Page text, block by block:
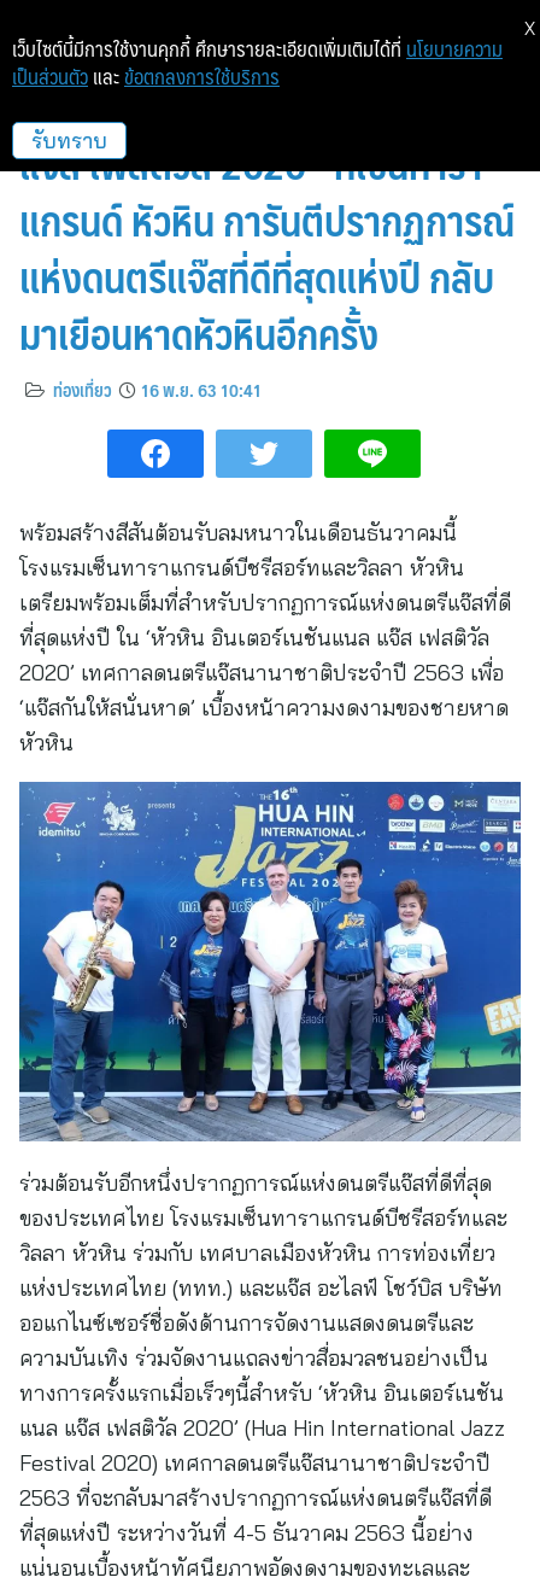
รับลมหนาว เคล้าเพลงแจ๊ส “หัวหิน
แจ๊ส เฟสติวัล 2020” ที่เซ็นทารา
แกรนด์ หัวหิน การันตีปรากฏการณ์
แห่งดนตรีแจ๊สที่ดีที่สุดแห่งปี กลับ
มาเยีอนหาดหัวหินอีกครั้ง
ท่องเที่ยว 16 พ.ย. 63 10:41
พร้อมสร้างสีสันต้อนรับลมหนาวในเดือนธันวาคมนี้
โรงแรมเซ็นทาราแกรนด์บีชรีสอร์ทและวิลลา หัวหิน
เตรียมพร้อมเต็มที่สำหรับปรากฏการณ์แห่งดนตรีแจ๊สที่ดี
ที่สุดแห่งปี ใน ‘หัวหิน อินเตอร์เนชันแนล แจ๊ส เฟสติวัล
2020’ เทศกาลดนตรีแจ๊สนานาชาติประจำปี 2563 เพื่อ
‘แจ๊สกันให้สนั่นหาด’ เบื้องหน้าความงดงามของชายหาด
หัวหิน
ร่วมต้อนรับอีกหนึ่งปรากฏการณ์แห่งดนตรีแจ๊สที่ดีที่สุด
ของประเทศไทย โรงแรมเซ็นทาราแกรนด์บีชรีสอร์ทและ
วิลลา หัวหิน ร่วมกับ เทศบาลเมืองหัวหิน การท่องเที่ยว
แห่งประเทศไทย (ททท.) และแจ๊ส อะไลฟ์ โชว์บิส บริษัท
ออแกไนซ์เซอร์ชื่อดังด้านการจัดงานแสดงดนตรีและ
ความบันเทิง ร่วมจัดงานแถลงข่าวสื่อมวลชนอย่างเป็น
ทางการครั้งแรกเมื่อเร็วๆนี้สำหรับ ‘หัวหิน อินเตอร์เนชัน
แนล แจ๊ส เฟสติวัล 2020’ (Hua Hin International Jazz
Festival 2020) เทศกาลดนตรีแจ๊สนานาชาติประจำปี
2563 ที่จะกลับมาสร้างปรากฏการณ์แห่งดนตรีแจ๊สที่ดี
ที่สุดแห่งปี ระหว่างวันที่ 4-5 ธันวาคม 2563 นี้อย่าง
แน่นอนเบื้องหน้าทัศนียภาพอัดงดงามของทะเลและ
เว็บไซต์นี้มีการใช้งานคุกกี้ ศึกษารายละเอียดเพิ่มเติมได้ที่ นโยบายความ
เป็นส่วนตัว และ ข้อตกลงการใช้บริการ
รับทราบ
X